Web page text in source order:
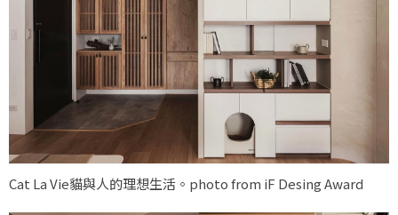
Cat La Vie貓與人的理想生活。photo from iF Desing Award